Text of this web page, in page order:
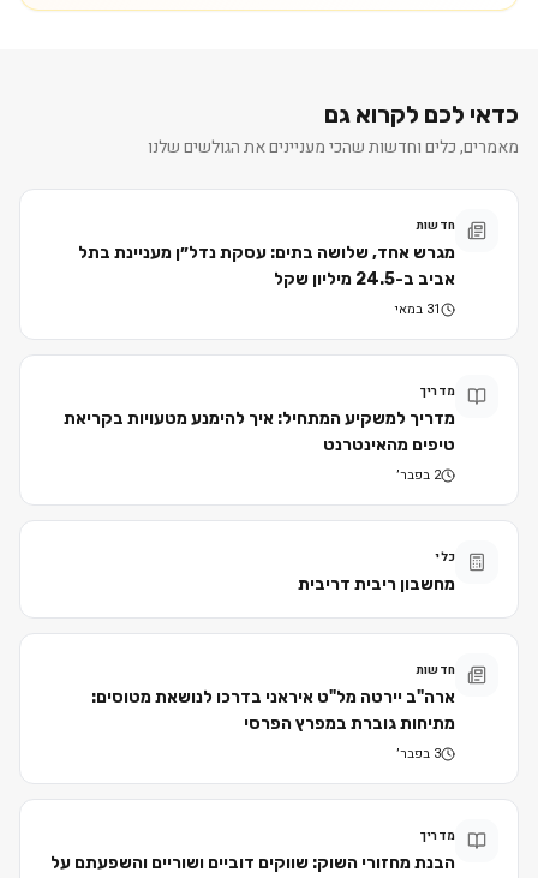
כדאי לכם לקרוא גם
מאמרים, כלים וחדשות שהכי מעניינים את הגולשים שלנו
חדשות
מגרש אחד, שלושה בתים: עסקת נדל״ן מעניינת בתל
אביב ב-24.5 מיליון שקל
31 במאי
מדריך
מדריך למשקיע המתחיל: איך להימנע מטעויות בקריאת
טיפים מהאינטרנט
2 בפבר׳
כלי
מחשבון ריבית דריבית
חדשות
ארה"ב יירטה מל"ט איראני בדרכו לנושאת מטוסים:
מתיחות גוברת במפרץ הפרסי
3 בפבר׳
מדריך
הבנת מחזורי השוק: שווקים דוביים ושוריים והשפעתם על